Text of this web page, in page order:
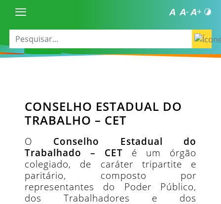
CONSELHO ESTADUAL DO
TRABALHO – CET
O Conselho Estadual do
Trabalhado – CET é um órgão
colegiado, de caráter tripartite e
paritário, composto por
representantes do Poder Público,
dos Trabalhadores e dos